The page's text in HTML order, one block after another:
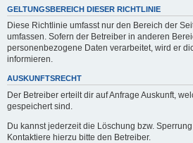
GELTUNGSBEREICH DIESER RICHTLINIE
Diese Richtlinie umfasst nur den Bereich der
umfassen. Sofern der Betreiber in anderen
personenbezogene Daten verarbeitet, wird er
informieren.
AUSKUNFTSRECHT
Der Betreiber erteilt dir auf Anfrage Auskunft,
gespeichert sind.
Du kannst jederzeit die Löschung bzw.
Kontaktiere hierzu bitte den Betreiber.